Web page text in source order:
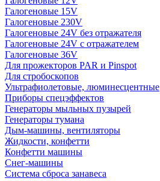
Галогеновые 15V
Галогеновые 230V
Галогеновые 24V без отражателя
Галогеновые 24V с отражателем
Галогеновые 36V
Для прожекторов PAR и Pinspot
Для стробоскопов
Ультрафиолетовые, люминесцентные
Приборы спецэффектов
Генераторы мыльных пузырей
Генераторы тумана
Дым-машины, вентиляторы
Жидкости, конфетти
Конфетти машины
Снег-машины
Система сброса занавеса